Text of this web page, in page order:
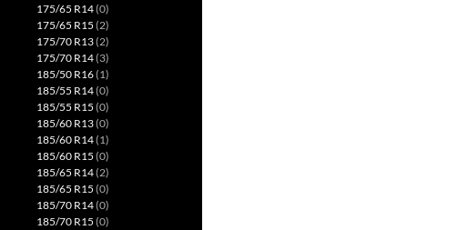
175/65 R14(0)
175/65 R15 (2)
175/70 R13(2)
175/70 R14(3)
185/50 R16(1)
185/55 R14(0)
185/55 R15 (0)
185/60 R13(0)
185/60 R14(1)
185/60 R15 (0)
185/65 R14(2)
185/65 R15 (0)
185/70 R14(0)
185/70 R15 (0)